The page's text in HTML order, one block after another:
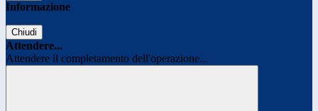
Informazione
Chiudi
Attendere...
Attendere il completamento dell'operazione...